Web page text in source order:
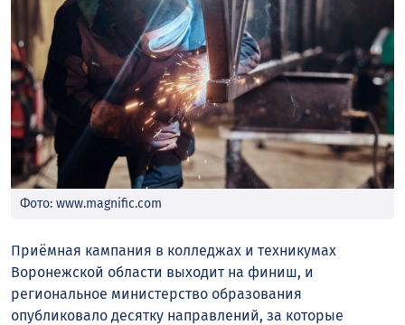
Фото: www.magnific.com
Приёмная кампания в колледжах и техникумах
Воронежской области выходит на финиш, и
региональное министерство образования
опубликовало десятку направлений, за которые